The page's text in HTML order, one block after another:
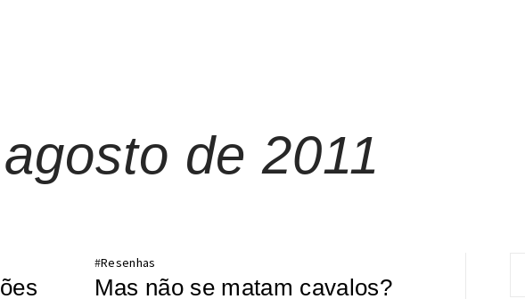
de 2011
#Resenhas
Mas não se matam cavalos?